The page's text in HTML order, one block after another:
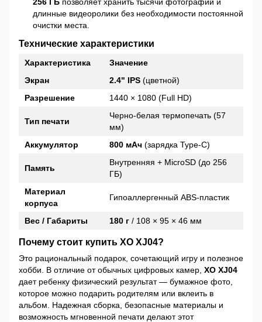
длинные видеоролики без необходимости постоянной
очистки места.
Технические характеристики
Характеристика
Значение
Экран
2.4" IPS (цветной)
Разрешение
1440 × 1080 (Full HD)
Тип печати
Черно-белая термопечать (57
мм)
Аккумулятор
800 мАч (зарядка Type-C)
Память
Внутренняя + MicroSD (до 256
ГБ)
Материал
корпуса
Гипоаллергенный ABS-пластик
Вес / Габариты 180 г / 108 × 95 × 46 мм
Почему стоит купить XO XJ04?
Это рациональный подарок, сочетающий игру и полезное
хобби. В отличие от обычных цифровых камер, XO XJ04
дает ребенку физический результат — бумажное фото,
которое можно подарить родителям или вклеить в
альбом. Надежная сборка, безопасные материалы и
возможность мгновенной печати делают этот